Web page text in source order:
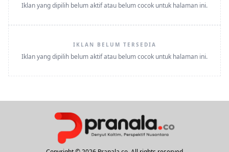
Iklan yang dipilih belum aktif atau belum cocok untuk halaman ini.
IKLAN BELUM TERSEDIA
Iklan yang dipilih belum aktif atau belum cocok untuk halaman ini.